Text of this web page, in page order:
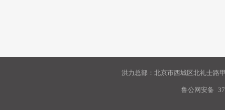
洪力总部：北京市西城区北礼士路
鲁公网安备